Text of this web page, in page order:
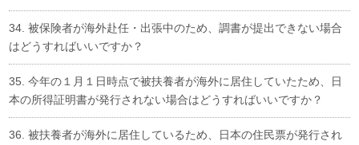
34. 被保険者が海外赴任・出張中のため、調書が提出できない場合
はどうすればいいですか？
35. 今年の１月１日時点で被扶養者が海外に居住していたため、日
本の所得証明書が発行されない場合はどうすればいいですか？
36. 被扶養者が海外に居住しているため、日本の住民票が発行され